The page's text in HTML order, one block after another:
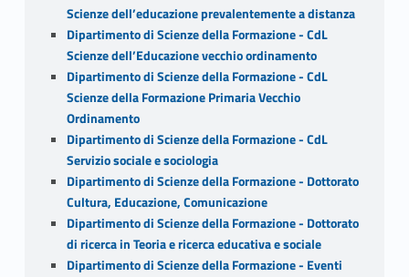
Scienze dell’educazione prevalentemente a distanza
Dipartimento di Scienze della Formazione - CdL
Scienze dell’Educazione vecchio ordinamento
Dipartimento di Scienze della Formazione - CdL
Scienze della Formazione Primaria Vecchio
Ordinamento
Dipartimento di Scienze della Formazione - CdL
Servizio sociale e sociologia
Dipartimento di Scienze della Formazione - Dottorato
Cultura, Educazione, Comunicazione
Dipartimento di Scienze della Formazione - Dottorato
di ricerca in Teoria e ricerca educativa e sociale
Dipartimento di Scienze della Formazione - Eventi